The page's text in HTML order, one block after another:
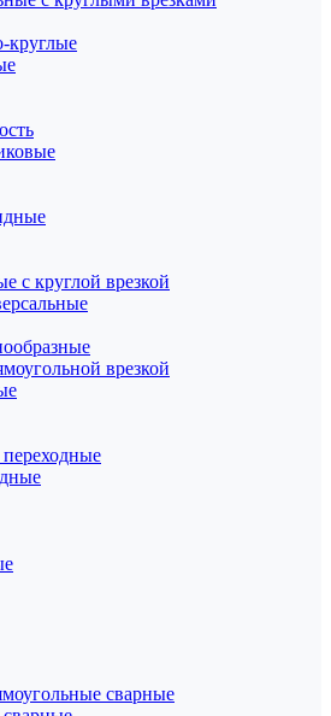
круглые
с круглой врезкой
врезкой
сварные